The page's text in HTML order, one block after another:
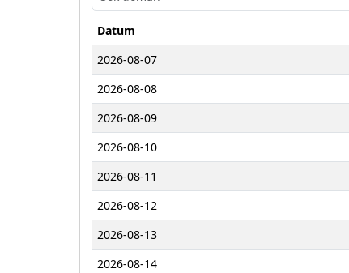
Datum
2026-08-07
2026-08-08
2026-08-09
2026-08-10
2026-08-11
2026-08-12
2026-08-13
2026-08-14